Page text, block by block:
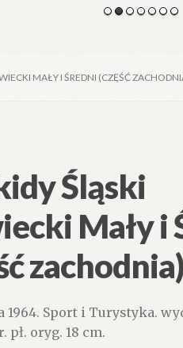
MAŁY I ŚREDNI (CZĘŚĆ
Śląski
Mały i
1964. Sport i Turystyka.
pł. oryg. 18 cm.